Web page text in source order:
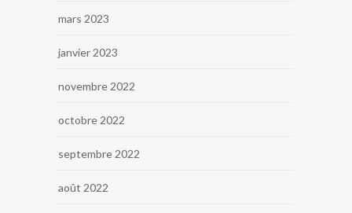
mars 2023
janvier 2023
novembre 2022
octobre 2022
septembre 2022
août 2022